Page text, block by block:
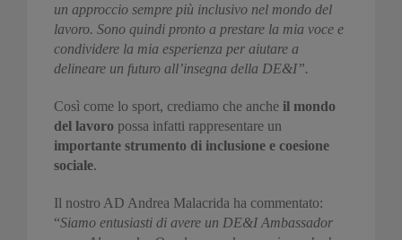
un approccio sempre più inclusivo nel mondo del
lavoro. Sono quindi pronto a prestare la mia voce e
condividere la mia esperienza per aiutare a
delineare un futuro all’insegna della DE&I”.
Così come lo sport, crediamo che anche il mondo
del lavoro possa infatti rappresentare un
importante strumento di inclusione e coesione
sociale.
Il nostro AD Andrea Malacrida ha commentato:
“Siamo entusiasti di avere un DE&I Ambassador